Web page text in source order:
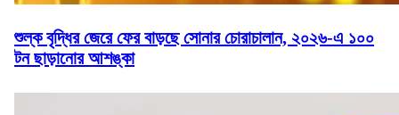
শুল্ক বৃদ্ধির জেরে ফের বাড়ছে সোনার চোরাচালান, ২০২৬-এ ১০০
টন ছাড়ানোর আশঙ্কা